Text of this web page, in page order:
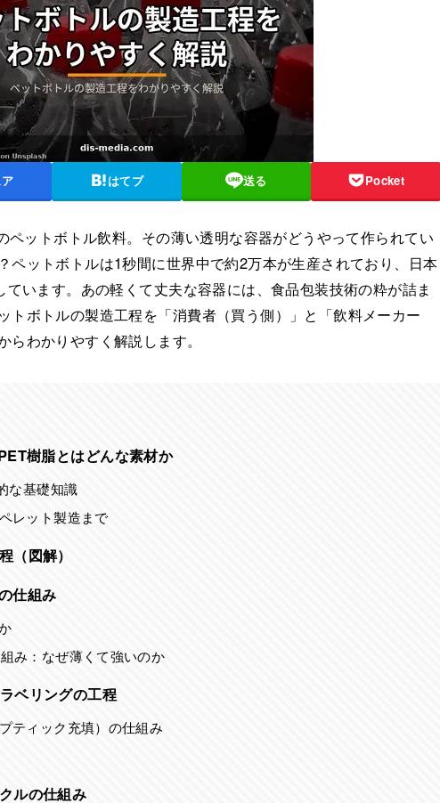
はてブ 送る Pocket
ペットボトル飲料。その薄い透明な容器がどうやって作られてい
ペットボトルは1秒間に世界中で約2万本が生産されており、日本
います。あの軽くて丈夫な容器には、食品包装技術の粋が詰ま
トボトルの製造工程を「消費者（買う側）」と「飲料メーカー
らわかりやすく解説します。
樹脂とはどんな素材か
な基礎知識
レット製造まで
（図解）
仕組み
み：なぜ薄くて強いのか
ベリングの工程
ティック充填）の仕組み
ルの仕組み